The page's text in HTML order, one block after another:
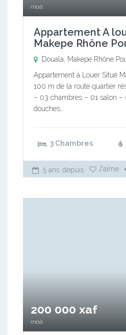
mois
Appartement A
Makepe Rhône
Douala, Makepe Rhône
Appartement à Louer Situé
100 m de la route quartier
– 03 chambres – 01 salon –
douches…
3 Chambres
5 ans depuis J'aime
200 000 xaf
mois